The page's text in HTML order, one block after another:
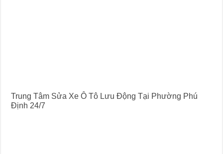
Trung Tâm Sửa Xe Ô Tô Lưu Động Tại Phường Phú
Định 24/7